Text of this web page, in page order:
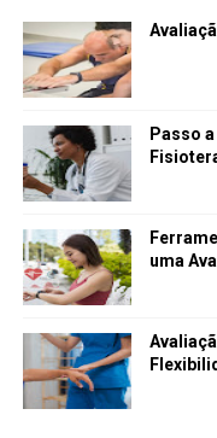
Passo
uma